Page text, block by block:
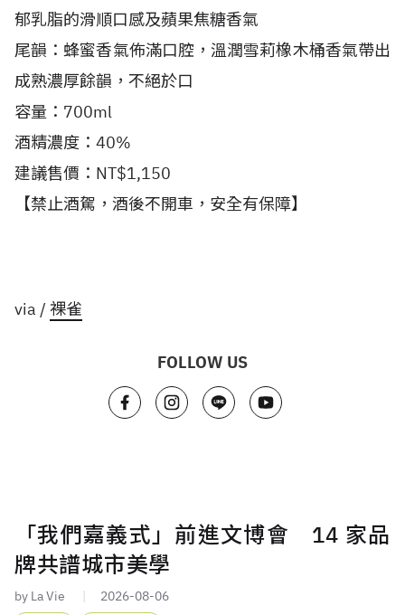
郁乳脂的滑順口感及蘋果焦糖香氣
尾韻：蜂蜜香氣佈滿口腔，溫潤雪莉橡木桶香氣帶出
成熟濃厚餘韻，不絕於口
容量：700ml
酒精濃度：40%
建議售價：NT$1,150
【禁止酒駕，酒後不開車，安全有保障】
via / 裸雀
FOLLOW US
「我們嘉義式」前進文博會 14 家品
牌共譜城市美學
by La Vie 2026-08-06